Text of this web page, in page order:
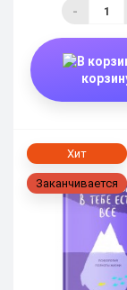
-
Хит
Заканчивается